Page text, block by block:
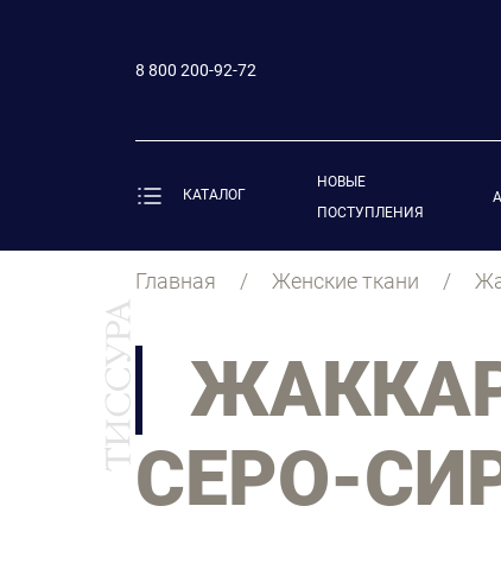
8 800 200-92-72
КАТАЛОГ
НОВЫЕ
ПОСТУПЛЕНИЯ
Главная Женские ткани
СЕРО-